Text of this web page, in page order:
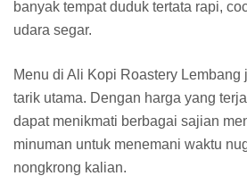
banyak tempat duduk tertata rapi,
udara segar.
Menu di Ali Kopi Roastery Lembang
tarik utama. Dengan harga yang
dapat menikmati berbagai sajian
minuman untuk menemani waktu
nongkrong kalian.